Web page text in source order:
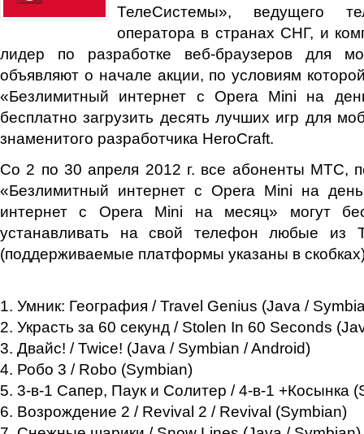
ТелеСистемы», ведущего
оператора в странах СНГ, и
лидер по разработке веб-браузеров для
объявляют о начале акции, по условиям
«Безлимитный интернет с Opera Mini на
бесплатно загрузить десять лучших игр для
знаменитого разработчика HeroCraft.
Со 2 по 30 апреля 2012 г. все абоненты МТС,
«Безлимитный интернет с Opera Mini на
интернет с Opera Mini на месяц» могут
устанавливать на свой телефон любые из
(поддерживаемые платформы указаны в
1. Умник: География / Travel Genius (Java /
2. Украсть за 60 секунд / Stolen In 60 Seconds
3. Двайс! / Twice! (Java / Symbian / Android)
4. Робо 3 / Robo (Symbian)
5. 3-в-1 Сапер, Паук и Солитер / 4-в-1 +Косынка
6. Возрождение 2 / Revival 2 / Revival (Symbian)